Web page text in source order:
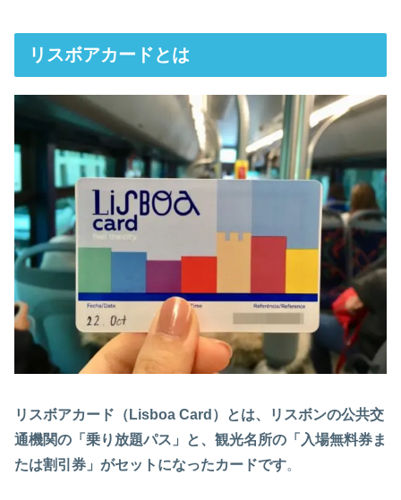
リスボアカードとは
リスボアカード（Lisboa Card）とは、リスボンの公共交
通機関の「乗り放題パス」と、観光名所の「入場無料券ま
たは割引券」がセットになったカードです。